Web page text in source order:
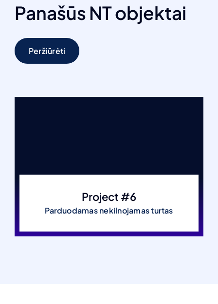
Panašūs NT objektai
Peržiūrėti
Project #6
Parduodamas nekilnojamas turtas